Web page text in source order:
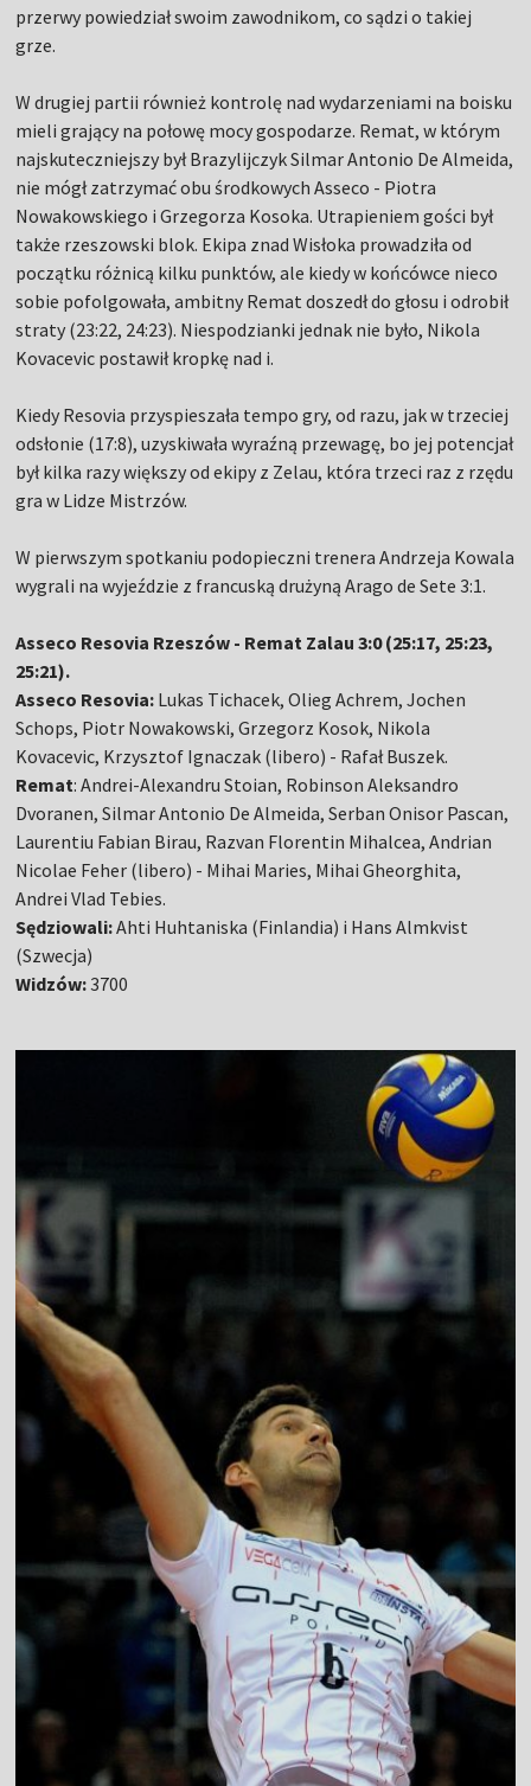
przerwy powiedział swoim zawodnikom, co sądzi o takiej
grze.
W drugiej partii również kontrolę nad wydarzeniami na boisku
mieli grający na połowę mocy gospodarze. Remat, w którym
najskuteczniejszy był Brazylijczyk Silmar Antonio De Almeida,
nie mógł zatrzymać obu środkowych Asseco - Piotra
Nowakowskiego i Grzegorza Kosoka. Utrapieniem gości był
także rzeszowski blok. Ekipa znad Wisłoka prowadziła od
początku różnicą kilku punktów, ale kiedy w końcówce nieco
sobie pofolgowała, ambitny Remat doszedł do głosu i odrobił
straty (23:22, 24:23). Niespodzianki jednak nie było, Nikola
Kovacevic postawił kropkę nad i.
Kiedy Resovia przyspieszała tempo gry, od razu, jak w trzeciej
odsłonie (17:8), uzyskiwała wyraźną przewagę, bo jej potencjał
był kilka razy większy od ekipy z Zelau, która trzeci raz z rzędu
gra w Lidze Mistrzów.
W pierwszym spotkaniu podopieczni trenera Andrzeja Kowala
wygrali na wyjeździe z francuską drużyną Arago de Sete 3:1.
Asseco Resovia Rzeszów - Remat Zalau 3:0 (25:17, 25:23,
25:21).
Asseco Resovia: Lukas Tichacek, Olieg Achrem, Jochen
Schops, Piotr Nowakowski, Grzegorz Kosok, Nikola
Kovacevic, Krzysztof Ignaczak (libero) - Rafał Buszek.
Remat: Andrei-Alexandru Stoian, Robinson Aleksandro
Dvoranen, Silmar Antonio De Almeida, Serban Onisor Pascan,
Laurentiu Fabian Birau, Razvan Florentin Mihalcea, Andrian
Nicolae Feher (libero) - Mihai Maries, Mihai Gheorghita,
Andrei Vlad Tebies.
Sędziowali:Ahti Huhtaniska (Finlandia) i Hans Almkvist
(Szwecja)
Widzów:3700